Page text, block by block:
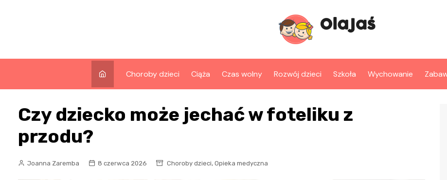
Choroby dzieci Ciąża Czas wolny Rozwój dzieci Szkoła Wychowanie
Czy dziecko może jechać w foteliku z
przodu?
Joanna Zaremba 8 czerwca 2026 Choroby dzieci, Opieka medyczna